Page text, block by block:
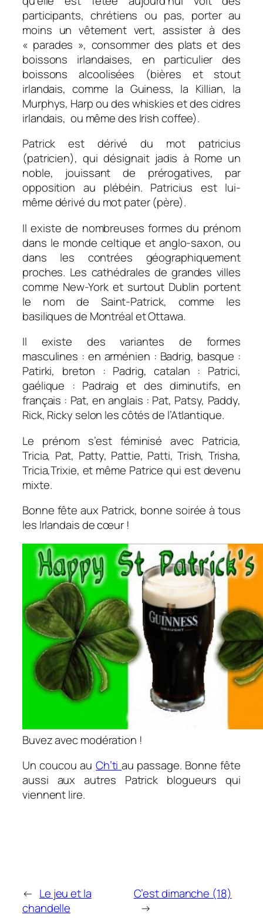
participants, chrétiens ou pas, porter au
moins un vêtement vert, assister à des
« parades », consommer des plats et des
boissons irlandaises, en particulier des
boissons alcoolisées (bières et stout
irlandais, comme la Guiness, la Killian, la
Murphys, Harp ou des whiskies et des cidres
irlandais, ou même des Irish coffee).
Patrick est dérivé du mot patricius
(patricien), qui désignait jadis à Rome un
noble, jouissant de prérogatives, par
opposition au plébéin. Patricius est lui-
même dérivé du mot pater (père).
Il existe de nombreuses formes du prénom
dans le monde celtique et anglo-saxon, ou
dans les contrées géographiquement
proches. Les cathédrales de grandes villes
comme New-York et surtout Dublin portent
le nom de Saint-Patrick, comme les
basiliques de Montréal et Ottawa.
Il existe des variantes de formes
masculines : en arménien : Badrig, basque :
Patirki, breton : Padrig, catalan : Patrici,
gaélique : Padraig et des diminutifs, en
français : Pat, en anglais : Pat, Patsy, Paddy,
Rick, Ricky selon les côtés de l’Atlantique.
Le prénom s’est féminisé avec Patricia,
Tricia, Pat, Patty, Pattie, Patti, Trish, Trisha,
Tricia,Trixie, et même Patrice qui est devenu
mixte.
Bonne fête aux Patrick, bonne soirée à tous
les Irlandais de cœur !
Buvez avec modération !
Un coucou au Ch’tiau passage. Bonne fête
aussi aux autres Patrick blogueurs qui
viennent lire.
← Le jeu et la
chandelle
C’est dimanche (18)
→